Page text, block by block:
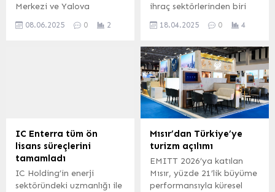
Merkezi ve Yalova
Migros Aile Kulübü iş
sertifikaları takdim edildi.
08.06.2025 0 2
ihraç sektörlerinden biri
genelinde sigara
izlemesi nedeniyle
ihracatta mevcudu
korumaya odaklandı.
18.04.2025 0 4
IC Enterra tüm ön
lisans süreçlerini
tamamladı
IC Holding’in enerji
sektöründeki uzmanlığı ile
Mısır’dan Türkiye’ye
turizm açılımı
EMITT 2026’ya katılan
Mısır, yüzde 21’lik büyüme
performansıyla küresel